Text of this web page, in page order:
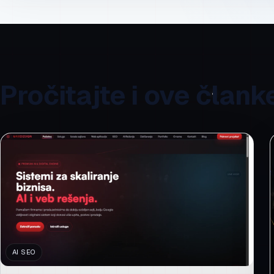
Pročitajte i ove
AI SEO